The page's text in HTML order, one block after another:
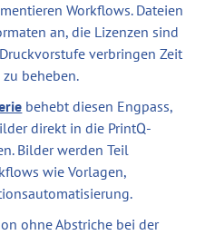
Workflows. Dateien
an, die Lizenzen sind
verbringen Zeit
beheben.
behebt diesen Engpass,
direkt in die PrintQ-
Bilder werden Teil
wie Vorlagen,
ohne Abstriche bei der